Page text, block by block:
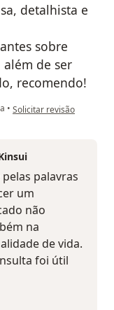
detalhista e
sobre
de ser
recomendo!
• na opinião do utilizador
Solicitar revisão
palavras
um
não
na
de vida.
foi útil